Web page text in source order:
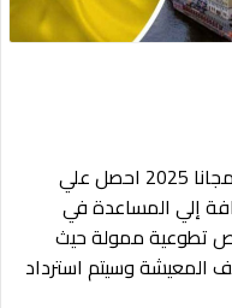
مجانا 2025 احصل علي
إلي المساعدة في
تطوعية ممولة حيث
المعيشة وسيتم استرداد